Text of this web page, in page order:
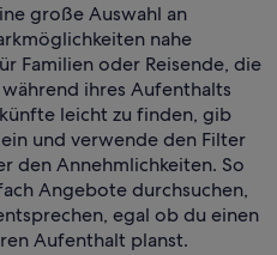
große Auswahl an
nahe
Familien oder Reisende, die
ihres Aufenthalts
leicht zu finden, gib
und verwende den Filter
den Annehmlichkeiten. So
Angebote durchsuchen,
egal ob du einen
Aufenthalt planst.